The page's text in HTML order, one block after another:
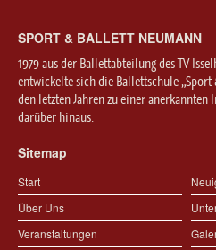
Kreative Früherziehung / Kinderballett
Modern / Jazz / Contemporary
Steptanz
Urban Dance
SPORT & BALLETT NEUMANN
1979 aus der Ballettabteilung des TV
entwickelte sich die Ballettschule
den letzten Jahren zu einer
darüber hinaus.
Sitemap
Start
Über Uns
Veranstaltungen